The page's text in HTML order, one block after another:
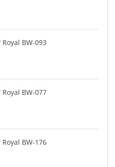
BW-093
BW-077
BW-176